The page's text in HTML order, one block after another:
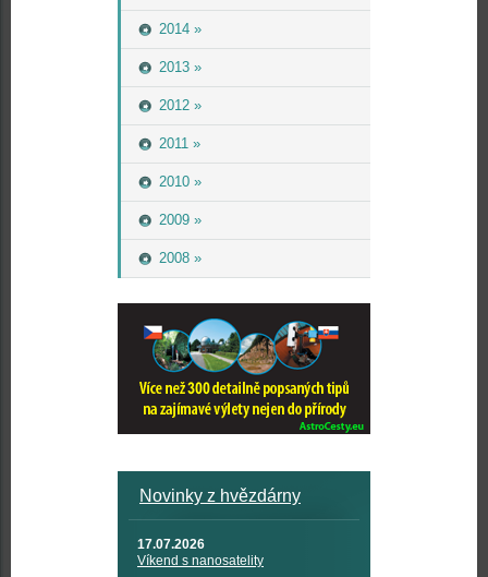
2014 »
2013 »
2012 »
2011 »
2010 »
2009 »
2008 »
Novinky z hvězdárny
17.07.2026
Víkend s nanosatelity